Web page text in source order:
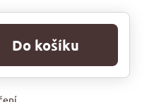
Do košíku